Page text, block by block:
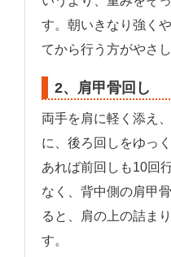
す。朝いきなり強く
てから行う方がやさ
2、肩甲骨回し
両手を肩に軽く添え
に、後ろ回しをゆっ
あれば前回しも10回
なく、背中側の肩甲
ると、肩の上の詰ま
す。